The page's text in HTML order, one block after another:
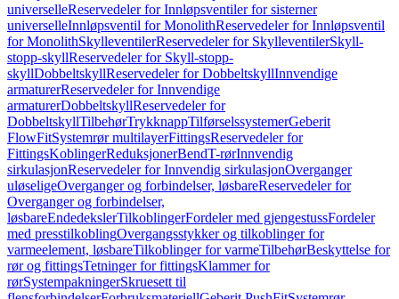
universelleReservedeler for Innløpsventiler for sisterner
universelleInnløpsventil for MonolithReservedeler for Innløpsventil
for MonolithSkylleventilerReservedeler for SkylleventilerSkyll-
stopp-skyllReservedeler for Skyll-stopp-
skyllDobbeltskyllReservedeler for DobbeltskyllInnvendige
armaturerReservedeler for Innvendige
armaturerDobbeltskyllReservedeler for
DobbeltskyllTilbehørTrykknappTilførselssystemerGeberit
FlowFitSystemrør multilayerFittingsReservedeler for
FittingsKoblingerReduksjonerBendT-rørInnvendig
sirkulasjonReservedeler for Innvendig sirkulasjonOverganger
uløseligeOverganger og forbindelser, løsbareReservedeler for
Overganger og forbindelser,
løsbareEndedekslerTilkoblingerFordeler med gjengestussFordeler
med presstilkoblingOvergangsstykker og tilkoblinger for
varmeelement, løsbareTilkoblinger for varmeTilbehørBeskyttelse for
rør og fittingsTetninger for fittingsKlammer for
rørSystempakningerSkruesett til